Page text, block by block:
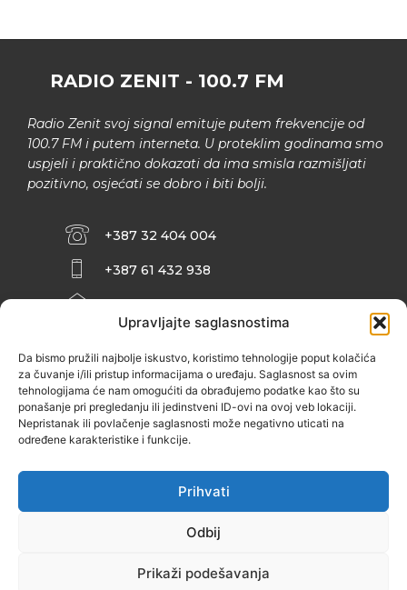
Upravljajte saglasnostima
Da bismo pružili najbolje iskustvo, koristimo tehnologije poput kolačića
za čuvanje i/ili pristup informacijama o uređaju. Saglasnost sa ovim
tehnologijama će nam omogućiti da obrađujemo podatke kao što su
ponašanje pri pregledanju ili jedinstveni ID-ovi na ovoj veb lokaciji.
Nepristanak ili povlačenje saglasnosti može negativno uticati na
određene karakteristike i funkcije.
Prihvati
Odbij
Prikaži podešavanja
RADIO ZENIT - 100.7 FM
Radio Zenit svoj signal emituje putem frekvencije od
100.7 FM i putem interneta. U proteklim godinama smo
uspjeli i praktično dokazati da ima smisla razmišljati
pozitivno, osjećati se dobro i biti bolji.
+387 32 404 004
+387 61 432 938
INFO@ZENIT.BA
ZENIČANKA, 3. SPRAT), 72000 ZENICA